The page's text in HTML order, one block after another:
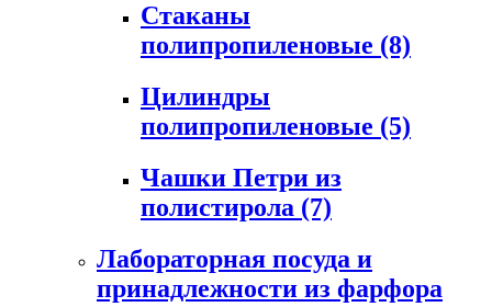
Стаканы
полипропиленовые (8)
Цилиндры
полипропиленовые (5)
Чашки Петри из
полистирола (7)
Лабораторная посуда и
принадлежности из фарфора